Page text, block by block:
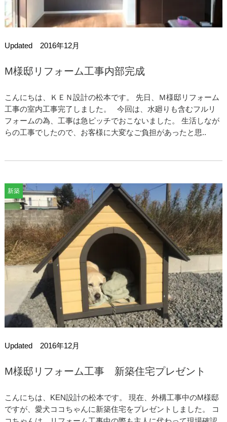
Updated 2016年12月
M様邸リフォーム工事内部完成
こんにちは、ＫＥＮ設計の松本です。 先日、Ｍ様邸リフォーム
工事の室内工事完了しました。 今回は、水廻りも含むフルリ
フォームの為、工事は急ピッチでおこないました。 生活しなが
らの工事でしたので、お客様に大変なご負担があったと思..
新築
Updated 2016年12月
M様邸リフォーム工事 新築住宅プレゼント
こんにちは、KEN設計の松本です。 現在、外構工事中のM様邸
ですが、愛犬ココちゃんに新築住宅をプレゼントしました。 コ